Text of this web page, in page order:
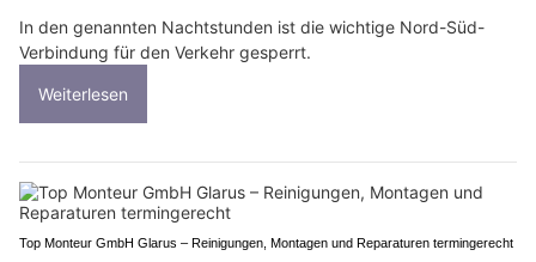
In den genannten Nachtstunden ist die wichtige Nord-Süd-
Verbindung für den Verkehr gesperrt.
Weiterlesen
Top Monteur GmbH Glarus – Reinigungen, Montagen und Reparaturen termingerecht